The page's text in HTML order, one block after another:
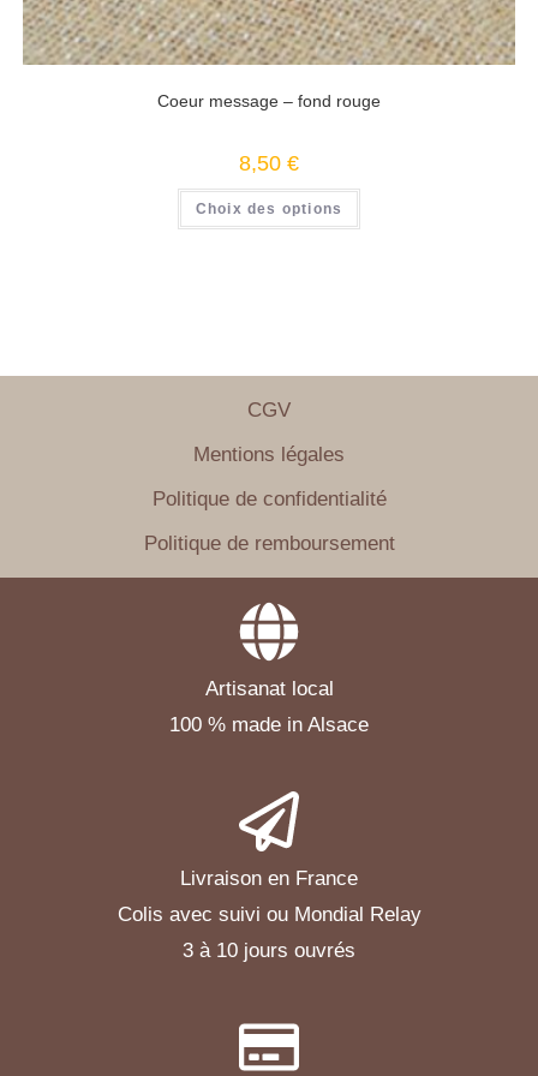
Coeur message – fond rouge
8,50 €
Choix des options
CGV
Mentions légales
Politique de confidentialité
Politique de remboursement
Artisanat local
100 % made in Alsace
Livraison en France
Colis avec suivi ou Mondial Relay
3 à 10 jours ouvrés